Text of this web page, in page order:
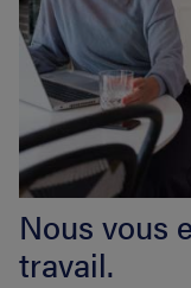
Nous vous
travail.